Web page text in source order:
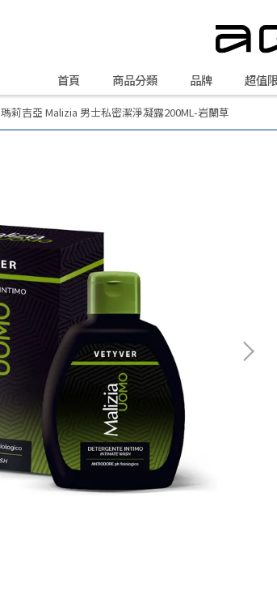
首頁 商品分類 品牌 超值
瑪莉吉亞 Malizia 男士私密潔淨凝露200ML-岩蘭草